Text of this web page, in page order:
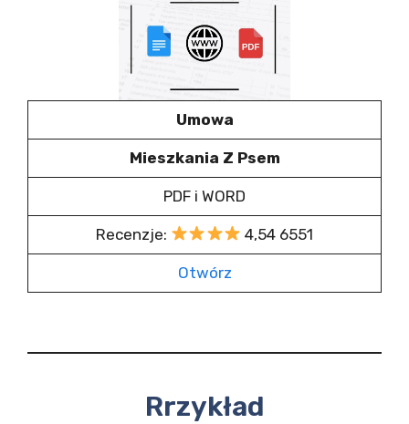
Umowa
Mieszkania Z Psem
PDF i WORD
Recenzje: 4,54 6551
Otwórz
Rrzykład